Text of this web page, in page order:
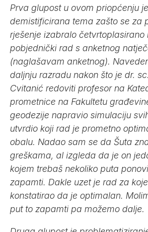
Prva glupost u ovom priopćenju
demistificirana tema zašto se za
rješenje izabralo četvrtoplasirano
pobjednički rad s anketnog
(naglašavam anketnog).
daljnju razradu nakon što je dr.
Cvitanić redoviti profesor na
prometnice na Fakultetu
geodezije napravio simulaciju
utvrdio koji rad je prometno
obalu. Nadao sam se da Šuta
greškama, al izgleda da je on
kojem trebaš nekoliko puta
zapamti. Dakle uzet je rad za
konstatirao da je optimalan.
put to zapamti pa možemo dalje.